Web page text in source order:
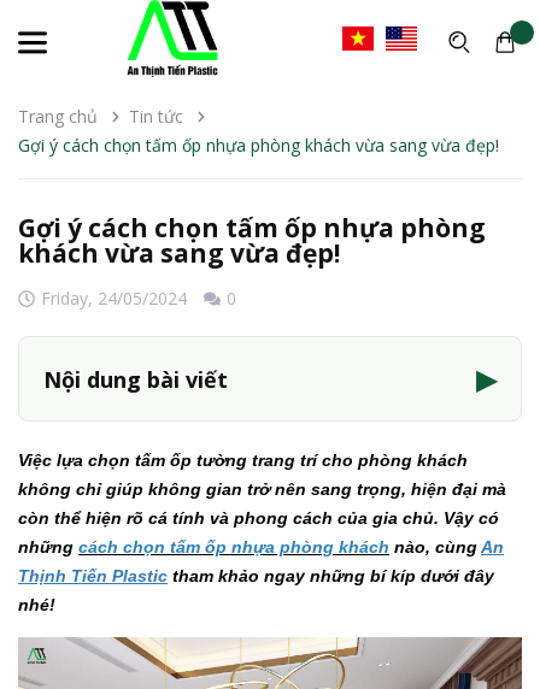
Trang chủ
Tin tức
Gợi ý cách chọn tấm ốp nhựa phòng khách vừa sang vừa đẹp!
Gợi ý cách chọn tấm ốp nhựa phòng
khách vừa sang vừa đẹp!
Friday, 24/05/2024 0
Nội dung bài viết ▶
Việc lựa chọn tấm ốp tường trang trí cho phòng khách
không chỉ giúp không gian trở nên sang trọng, hiện đại mà
còn thể hiện rõ cá tính và phong cách của gia chủ. Vậy có
những cách chọn tấm ốp nhựa phòng khách nào, cùngAn
Thịnh Tiến Plastic tham khảo ngay những bí kíp dưới đây
nhé!